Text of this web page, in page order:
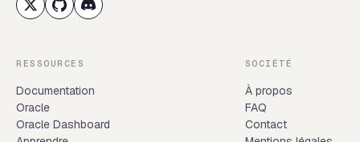
RESSOURCES
Documentation
Oracle
Oracle Dashboard
SOCIÉTÉ
À propos
FAQ
Contact